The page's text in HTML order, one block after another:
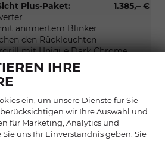
1.385,– €
Plus-Paket:
animiertem Blinker
den Rückleuchten
mit Unique Dark Chrome
Paket:
4x4)
IHRE
ein, um unsere Dienste für Sie
wir Ihre Auswahl und
für Marketing, Analytics und
uns Ihr Einverständnis geben. Sie